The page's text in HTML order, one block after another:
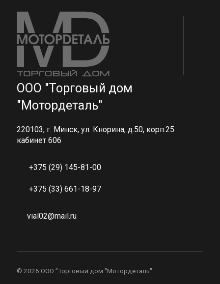
ООО "Торговый дом
"Мотордеталь"
220103, г. Минск, ул. Кнорина, д.50, корп.25
кабинет 606
+375 (29) 145-81-00
+375 (33) 661-18-97
vial02@mail.ru
© 2026 ООО "Торговый дом "Мотордеталь"